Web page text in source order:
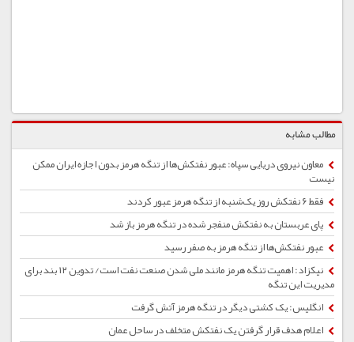
مطالب مشابه
معاون نیروی دریایی سپاه: عبور نفتکش‌ها از تنگه هرمز بدون اجازه ایران ممکن
نیست
فقط 6 نفتکش روز یک‌شنبه از تنگه هرمز عبور کردند
پای عربستان به نفتکش منفجر شده در تنگه هرمز باز شد
عبور نفتکش‌ها از تنگه هرمز به صفر رسید
نیکزاد: اهمیت تنگه هرمز مانند ملی شدن صنعت نفت است/ تدوین ۱۲ بند برای
مدیریت این تنگه
انگلیس: یک کشتی دیگر در تنگه هرمز آتش گرفت
اعلام هدف قرار گرفتن یک نفتکش متخلف در ساحل عمان